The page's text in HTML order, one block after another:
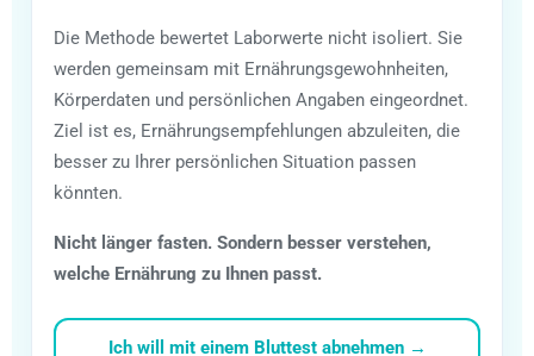
Die Methode bewertet Laborwerte nicht isoliert. Sie
werden gemeinsam mit Ernährungsgewohnheiten,
Körperdaten und persönlichen Angaben eingeordnet.
Ziel ist es, Ernährungsempfehlungen abzuleiten, die
besser zu Ihrer persönlichen Situation passen
könnten.
Nicht länger fasten. Sondern besser verstehen,
welche Ernährung zu Ihnen passt.
Ich will mit einem Bluttest abnehmen →